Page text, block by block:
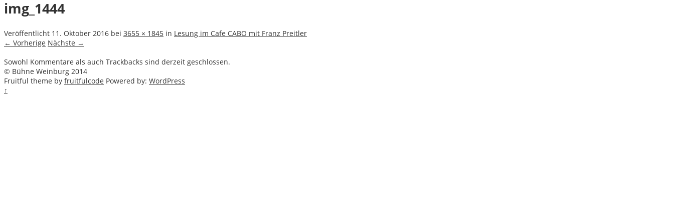
img_1444
Veröffentlicht 11. Oktober 2016 bei 3655 × 1845 in Lesung im Cafe CABO mit Franz Preitler
← Vorherige Nächste →
Sowohl Kommentare als auch Trackbacks sind derzeit geschlossen.
© Bühne Weinburg 2014
Fruitful theme by fruitfulcode Powered by: WordPress
↑